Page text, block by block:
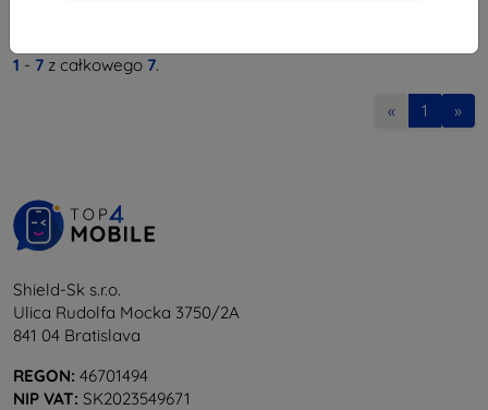
1 - 7 z całkowego 7.
« 1 »
Shield-Sk s.r.o.
Ulica Rudolfa Mocka 3750/2A
841 04 Bratislava
REGON: 46701494
NIP VAT: SK2023549671